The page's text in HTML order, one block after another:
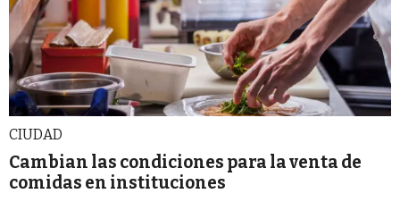
CIUDAD
Cambian las condiciones para la venta de
comidas en instituciones